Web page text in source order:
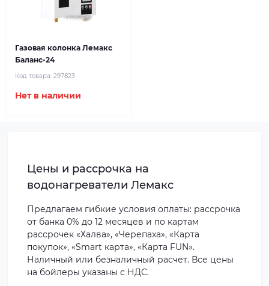
Газовая колонка Лемакс
Баланс-24
Код товара: 297823
Нет в наличии
Цены и рассрочка на
водонагреватели Лемакс
Предлагаем гибкие условия оплаты: рассрочка
от банка 0% до 12 месяцев и по картам
рассрочек «Халва», «Черепаха», «Карта
покупок», «Smart карта», «Карта FUN».
Наличный или безналичный расчет. Все цены
на бойлеры указаны с НДС.